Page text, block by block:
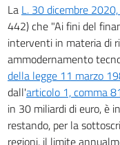
La L. 30 dicembre
442) che "Ai fini del
interventi in materia di
ammodernamento
della legge 11 marzo
dall'articolo 1, comma
in 30 miliardi di euro, è
restando, per la
regioni, il limite